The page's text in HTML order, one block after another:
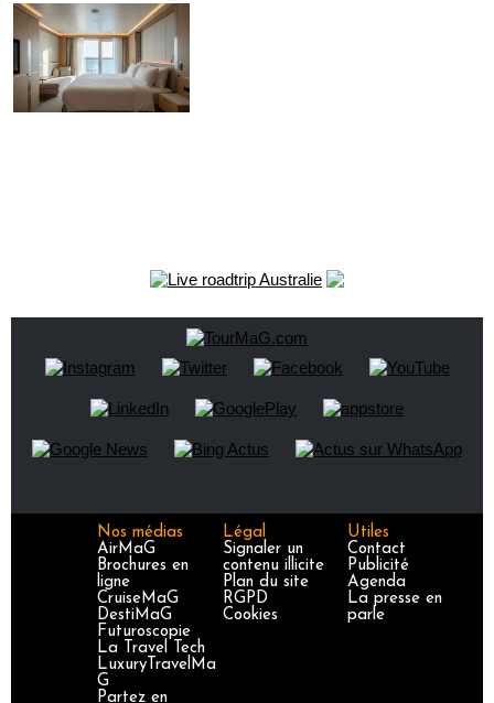
Nos médias
AirMaG
Brochures en
ligne
CruiseMaG
DestiMaG
Futuroscopie
La Travel Tech
LuxuryTravelMa
G
Partez en
Légal
Signaler un
contenu illicite
Plan du site
RGPD
Cookies
Utiles
Contact
Publicité
Agenda
La presse en
parle